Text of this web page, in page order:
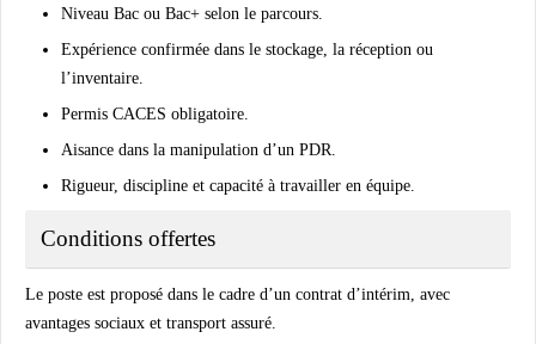
Niveau Bac ou Bac+ selon le parcours.
Expérience confirmée dans le stockage, la réception ou
l’inventaire.
Permis CACES obligatoire.
Aisance dans la manipulation d’un PDR.
Rigueur, discipline et capacité à travailler en équipe.
Conditions offertes
Le poste est proposé dans le cadre d’un contrat d’intérim, avec
avantages sociaux et transport assuré.